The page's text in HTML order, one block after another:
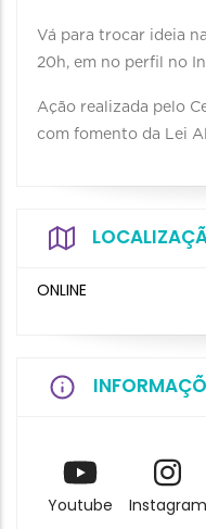
Vá para trocar ideia
20h, em no perfil no
Ação realizada pelo
com fomento da Lei
ONLINE
Youtube Instagram